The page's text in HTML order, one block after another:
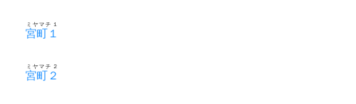
宮町１
ミヤマチ１
宮町２
ミヤマチ２